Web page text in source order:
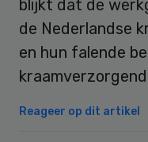
blijkt dat de
de Nederlandse
en hun falende
Reageer op dit artikel